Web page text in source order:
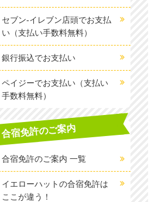
セブン-イレブン店頭でお支払
い（支払い手数料無料）
銀行振込でお支払い
ペイジーでお支払い（支払い
手数料無料）
合宿免許のご案内
合宿免許のご案内 一覧
イエローハットの合宿免許は
ここが違う！